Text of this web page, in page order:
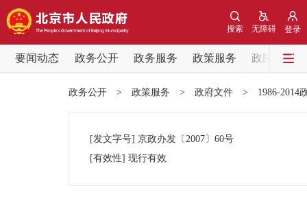
登录
无障碍
搜索
要闻动态 政务公开 政务服务 政策服务
政民互动
党中央精神
政务公开 > 政策服务 > 政府文件 > 1986-2014
[发文字号] 京政办发 〔2007〕 60号
[有效性] 现行有效